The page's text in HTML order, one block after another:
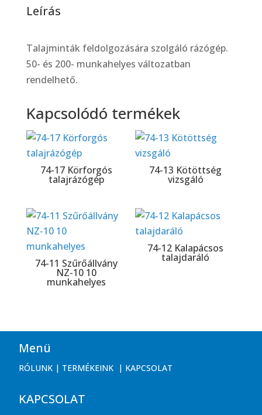
Leírás
Talajminták feldolgozására szolgáló rázógép.
50- és 200- munkahelyes változatban
rendelhető.
Kapcsolódó termékek
74-17 Körforgós
talajrázógép
74-13 Kötöttség
vizsgáló
74-11 Szűrőállvány
NZ-10 10
munkahelyes
74-12 Kalapácsos
talajdaráló
Menü
RÓLUNK | TERMÉKEINK | KAPCSOLAT
KAPCSOLAT